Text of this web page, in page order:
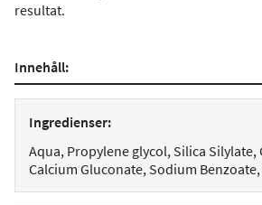
resultat.
Innehåll:
Ingredienser:
Aqua, Propylene glycol, Silica
Calcium Gluconate, Sodium